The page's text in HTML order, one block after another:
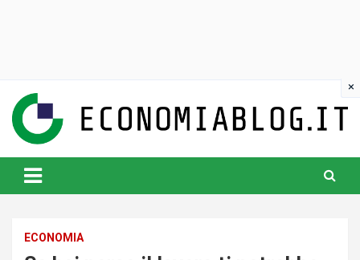
content
www.economiablog.it
ECONOMIA